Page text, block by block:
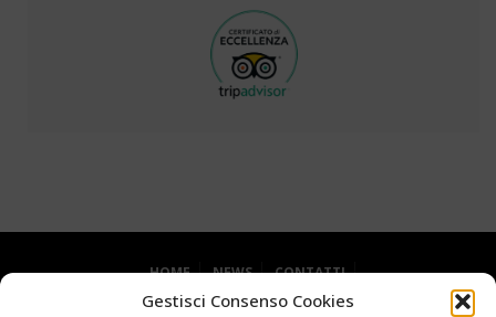
Gestisci Consenso Cookies
HOME NEWS
CONTATTI
DICHIARAZIONE SULLA PRIVACY (UE)
COOKIE POLICY (UE)